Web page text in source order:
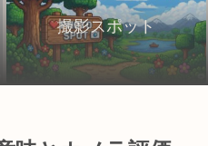
撮影スポット